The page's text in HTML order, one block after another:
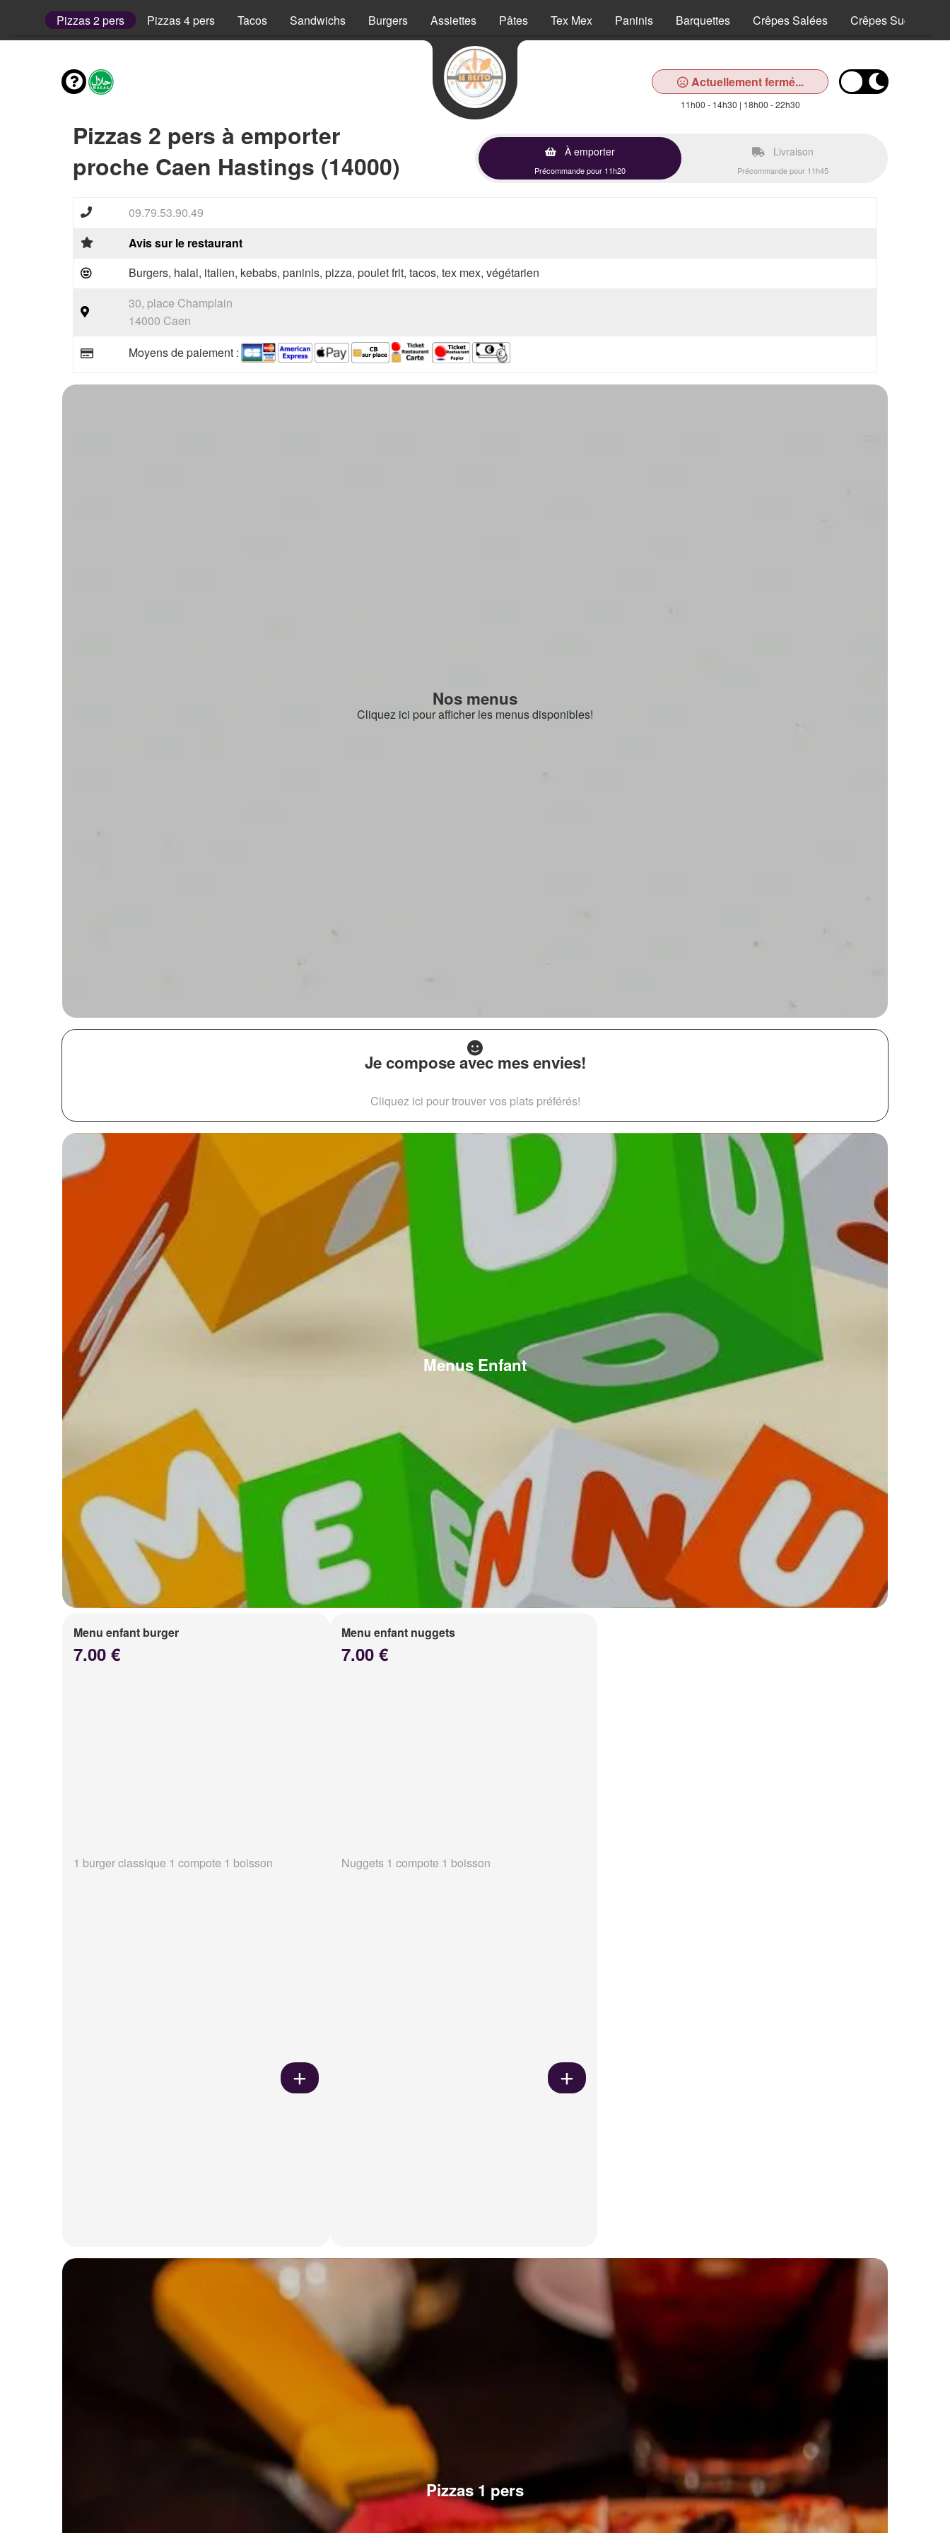
Pizzas 2 pers Pizzas 4 pers Tacos Sandwichs Burgers Assiettes Pâtes Tex Mex Paninis Barquettes Crêpes Salées Crêpes Sucrées
Actuellement fermé...
11h00 - 14h30 | 18h00 - 22h30
Pizzas 2 pers à emporter
proche Caen Hastings (14000)
À emporter
Précommande pour 11h20
Livraison
Précommande pour 11h45
09.79.53.90.49
Avis sur le restaurant
Burgers, halal, italien, kebabs, paninis, pizza, poulet frit, tacos, tex mex, végétarien
30, place Champlain
14000 Caen
Moyens de paiement :
Nos menus
Cliquez ici pour afficher les menus disponibles!
Je compose avec mes envies!
Cliquez ici pour trouver vos plats préférés!
Menus Enfant
Menu enfant burger
7.00 €
1 burger classique 1 compote 1 boisson
Menu enfant nuggets
7.00 €
Nuggets 1 compote 1 boisson
Pizzas 1 pers